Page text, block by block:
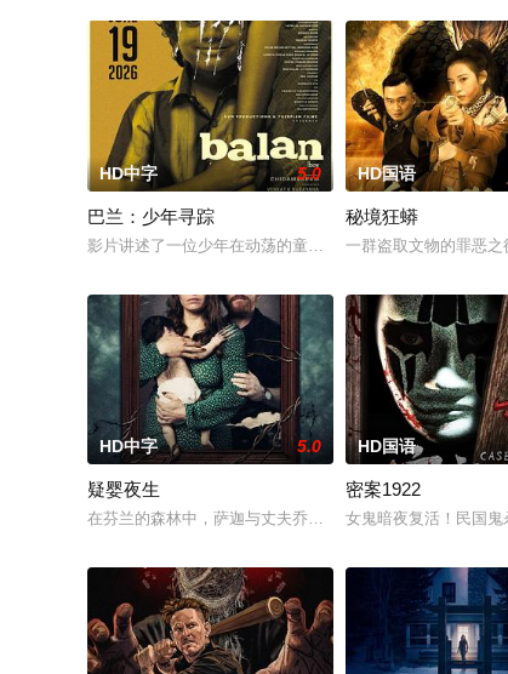
HD中字 5.0
巴兰：少年寻踪
影片讲述了一位少年在动荡的童年中长大，母亲又突然失踪
HD国语
秘境狂蟒
一群盗取文物的罪恶
HD中字 5.0
疑婴夜生
在芬兰的森林中，萨迦与丈夫乔恩迎来了为人父母的新篇
HD国语
密案1922
女鬼暗夜复活！民国